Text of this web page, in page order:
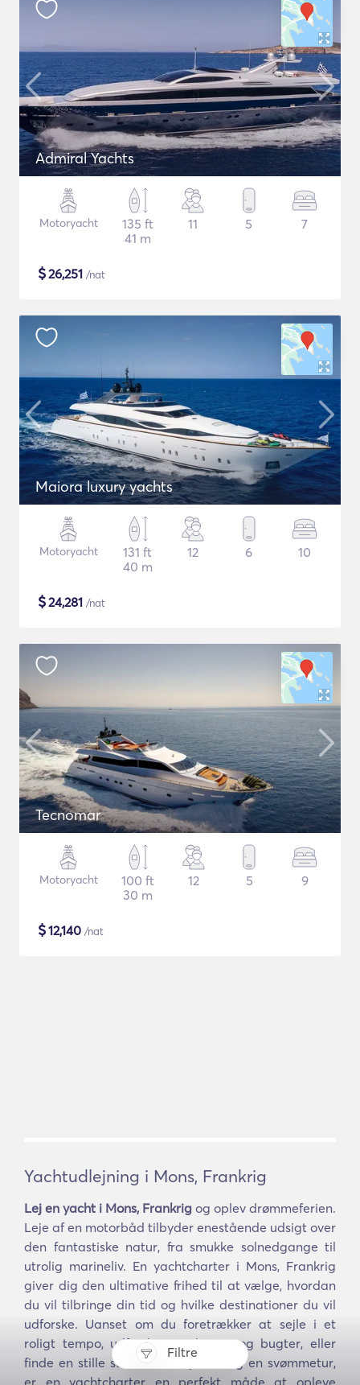
Filtre
Admiral Yachts
Motoryacht
135 ft
41 m
11 5 7
$26,251 /nat
Maiora luxury yachts
Motoryacht
131 ft
40 m
12 6 10
$24,281 /nat
Tecnomar
Motoryacht
100 ft
30 m
12 5 9
$12,140 /nat
Yachtudlejning i Mons, Frankrig
Lej en yacht i Mons, Frankrig og oplev drømmeferien.
Leje af en motorbåd tilbyder enestående udsigt over
den fantastiske natur, fra smukke solnedgange til
utrolig marineliv. En yachtcharter i Mons, Frankrig
giver dig den ultimative frihed til at vælge, hvordan
du vil tilbringe din tid og hvilke destinationer du vil
udforske. Uanset om du foretrækker at sejle i et
roligt tempo, udforske nye havne og bugter, eller
finde en stille strand til en picnic og en svømmetur,
er en yachtcharter en perfekt måde at opleve